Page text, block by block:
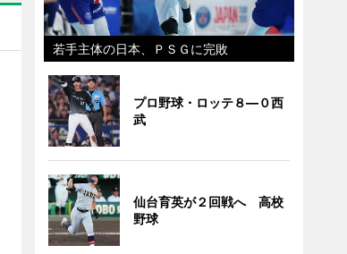
若手主体の日本、ＰＳＧに完敗
プロ野球・ロッテ８―０西
武
仙台育英が２回戦へ 高校
野球